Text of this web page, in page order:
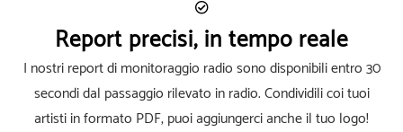
Report precisi, in tempo reale
I nostri report di monitoraggio radio sono disponibili entro 30
secondi dal passaggio rilevato in radio. Condividili coi tuoi
artisti in formato PDF, puoi aggiungerci anche il tuo logo!